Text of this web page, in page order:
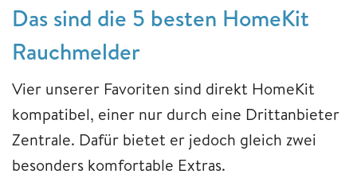
Das sind die 5 besten HomeKit
Rauchmelder
Vier unserer Favoriten sind direkt HomeKit
kompatibel, einer nur durch eine Drittanbieter
Zentrale. Dafür bietet er jedoch gleich zwei
besonders komfortable Extras.